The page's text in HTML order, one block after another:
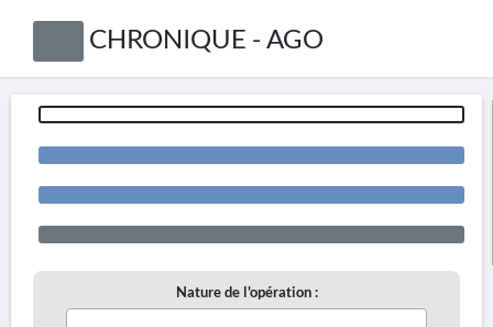
CHRONIQUE - AGO
Nature de l'opération :